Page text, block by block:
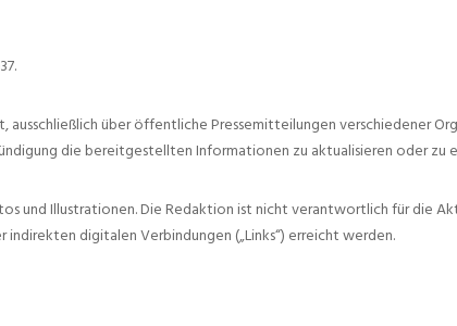
über öffentliche Pressemitteilungen verschiedener
die bereitgestellten Informationen zu aktualisieren oder zu
und Illustrationen. Die Redaktion ist nicht verantwortlich für die
digitalen Verbindungen („Links“) erreicht werden.